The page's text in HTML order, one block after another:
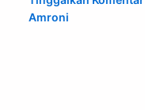
Amroni